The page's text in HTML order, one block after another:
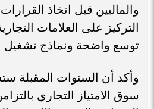
والماليين قبل اتخاذ
التركيز على العلامات
توسع واضحة ونماذج تشغيل
وأكد أن السنوات المقبلة
سوق الامتياز التجاري